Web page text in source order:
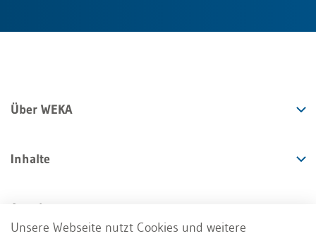
Über WEKA
Inhalte
Angebote
Unsere Webseite nutzt Cookies und weitere